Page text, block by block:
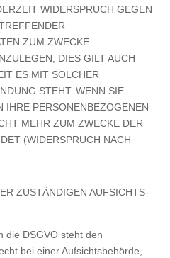
WIDERSPRUCH GEGEN
ZUM ZWECKE
DIES GILT AUCH
ES MIT SOLCHER
STEHT. WENN SIE
IHRE PERSONENBEZOGENEN
MEHR ZUM ZWECKE DER
(WIDERSPRUCH NACH
ZUSTÄNDIGEN AUFSICHTS­
die DSGVO steht den
bei einer Aufsichtsbehörde,